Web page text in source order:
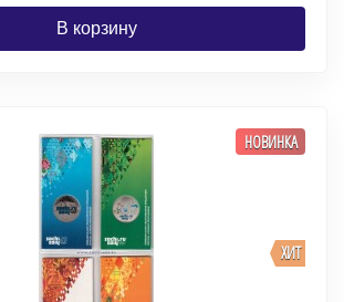
В корзину
ХИТ
НОВИНКА